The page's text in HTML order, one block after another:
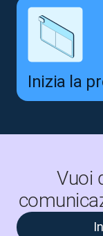
Inizia la
Vuoi